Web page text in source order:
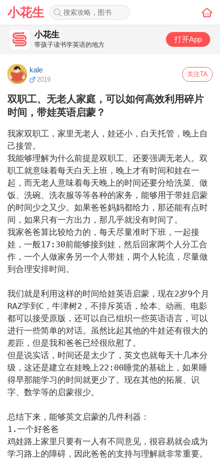
小花生
小花生
带孩子读书学英语的地方
打开App
kale
2019
关注TA
双职工、无老人家庭，可以如何高效利用碎片
时间，带娃英语启蒙？
我家双职工，家里无老人，娃还小，白天托管，晚上自
己接管。
我能够理解为什么前提是双职工、还要强调无老人。双
职工就意味着每天白天上班，晚上才有时间和娃在一
起，而无老人意味着每天晚上的时间还要分给洗菜、做
饭、洗碗、洗衣服等等各种的家务，能够用于带娃启蒙
的时间少之又少。如果爸爸妈妈都给力，那还能有点时
间，如果只有一方出力，那几乎就没有时间了。
我家爸爸算比较给力的，每天尽量准时下班，一起接
娃，一般17:30前能够接到娃，然后回家两个人分工合
作，一个人做家务另一个人带娃，两个人轮流，尽量做
到合理安排时间。
我们就是利用这样的时间给娃英语启蒙，现在2岁9个月
RAZ学到C，牛津树2，不排斥英语，绘本、动画、电影
都可以接受原版，还可以自己组织一些英语语言，可以
进行一些简单的对话。虽然比起其他的牛娃还有很大的
差距，但是我和爸爸已经很欣慰了。
但是说实话，时间还是太少了，英文也就每天十几本分
级，这还是建立在娃晚上22:00睡觉的基础上，如果睡
得早那能学习的时间就更少了。现在其他的拓展、识
字、数学等的启蒙很少。
总结下来，能够英文启蒙的几件利器：
1.一个好爸爸
鸡娃路上家里只要有一人有不同意见，很容易就会成为
学习路上的障碍，因此爸爸的支持与理解就非常重要。